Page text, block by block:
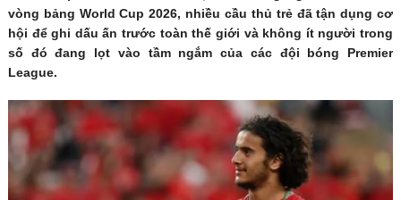
vòng bảng World Cup 2026, nhiều cầu thủ trẻ đã tận dụng cơ
hội để ghi dấu ấn trước toàn thế giới và không ít người trong
số đó đang lọt vào tầm ngắm của các đội bóng Premier
League.